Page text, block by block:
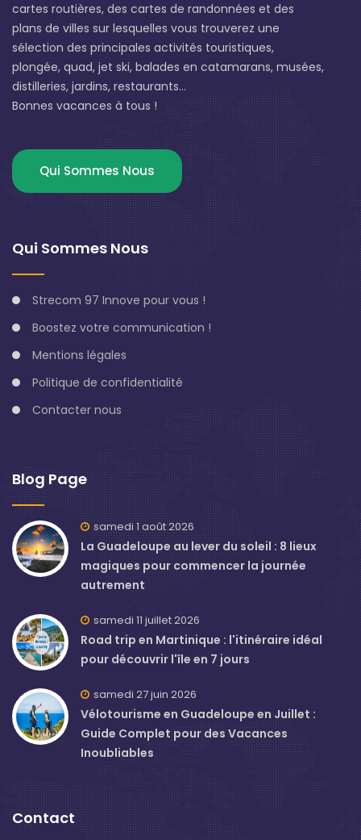
cartes routières, des cartes de randonnées et des
plans de villes sur lesquelles vous trouverez une
sélection des principales activités touristiques,
plongée, quad, jet ski, balades en catamarans, musées,
distilleries, jardins, restaurants...
Bonnes vacances à tous !
Qui Sommes Nous
Qui Sommes Nous
Strecom 97 Innove pour vous !
Boostez votre communication !
Mentions légales
Politique de confidentialité
Contacter nous
Blog Page
samedi 1 août 2026
La Guadeloupe au lever du soleil : 8 lieux
magiques pour commencer la journée
autrement
samedi 11 juillet 2026
Road trip en Martinique : l'itinéraire idéal
pour découvrir l'île en 7 jours
samedi 27 juin 2026
Vélotourisme en Guadeloupe en Juillet :
Guide Complet pour des Vacances
Inoubliables
Contact